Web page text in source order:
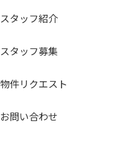
スタッフ紹介
スタッフ募集
物件リクエスト
お問い合わせ